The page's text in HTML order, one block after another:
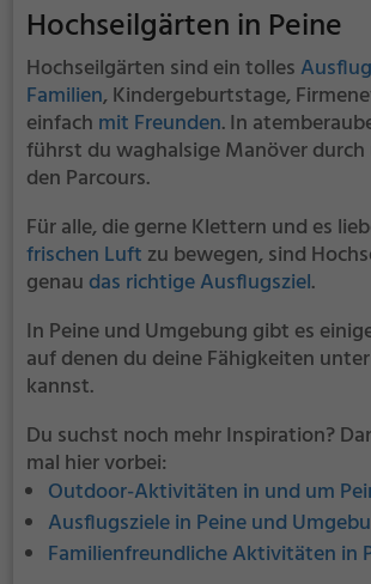
Menge Platz für Sport und Spaß.
Hochseilgärten in Peine
Hochseilgärten sind ein tolles
Familien, Kindergeburtstage,
einfach mit Freunden. In
führst du waghalsige Manöver
den Parcours.
Für alle, die gerne Klettern und es
frischen Luft zu bewegen, sind
genau das richtige Ausflugsziel.
In Peine und Umgebung gibt es
auf denen du deine Fähigkeiten
kannst.
Du suchst noch mehr Inspiration?
mal hier vorbei:
Outdoor-Aktivitäten in und um
Ausflugsziele in Peine und
Familienfreundliche Aktivitäten in